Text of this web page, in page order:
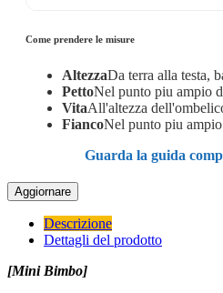
Come prendere le misure
AltezzaDa terra alla testa,
PettoNel punto piu ampio
VitaAll'altezza
FiancoNel punto piu
Guarda la guida
Descrizione
Dettagli del prodotto
[Mini Bimbo]